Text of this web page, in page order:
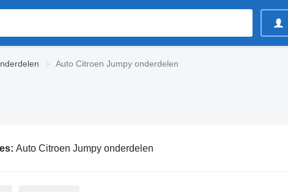
Auto Citroen Jumpy onderdelen
Auto Citroen Jumpy onderdelen